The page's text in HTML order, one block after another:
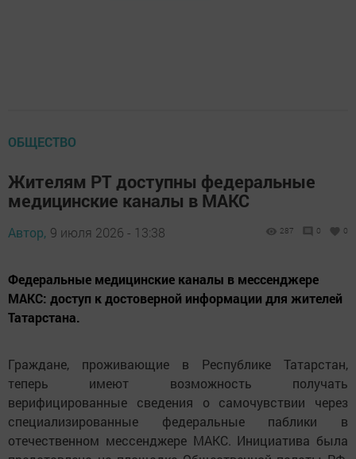
ОБЩЕСТВО
Жителям РТ доступны федеральные
медицинские каналы в МАКС
Автор, 9 июля 2026 - 13:38 287 0 0
Федеральные медицинские каналы в мессенджере
МАКС: доступ к достоверной информации для жителей
Татарстана.
Граждане, проживающие в Республике Татарстан,
теперь имеют возможность получать
верифицированные сведения о самочувствии через
специализированные федеральные паблики в
отечественном мессенджере МАКС. Инициатива была